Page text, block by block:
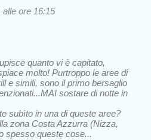
alle ore 16:15
quanto vi è capitato,
molto! Purtroppo le aree di
e simili, sono il primo bersaglio
sostare di notte in
subìto in una di queste aree?
zona Costa Azzurra (Nizza,
spesso queste cose...